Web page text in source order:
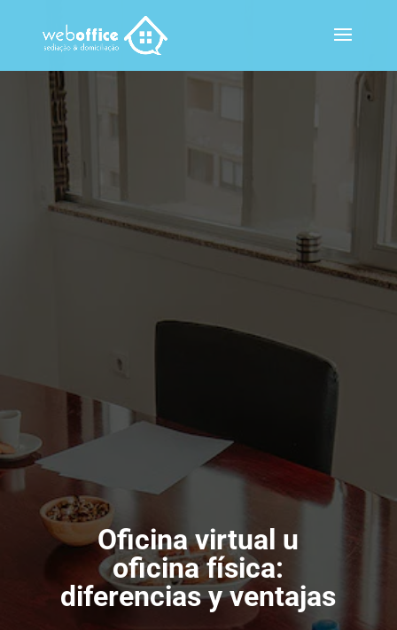
Oficina virtual u
oficina física:
diferencias y ventajas